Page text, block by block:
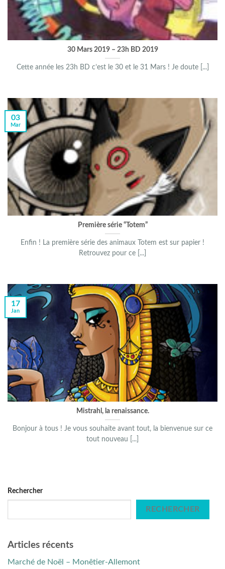
30 Mars 2019 – 23h BD 2019
Cette année les 23h BD c’est le 30 et le 31 Mars ! Je doute [...]
Première série “Totem”
Enfin ! La première série des animaux Totem est sur papier !
Retrouvez pour ce [...]
03
Mar
Mistrahl, la renaissance.
Bonjour à tous ! Je vous souhaite avant tout, la bienvenue sur ce
tout nouveau [...]
17
Jan
Rechercher
RECHERCHER
Articles récents
Marché de Noël – Monêtier-Allemont